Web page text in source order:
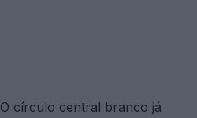
O círculo central branco já